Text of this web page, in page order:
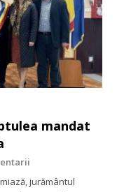
mandat
jurământul